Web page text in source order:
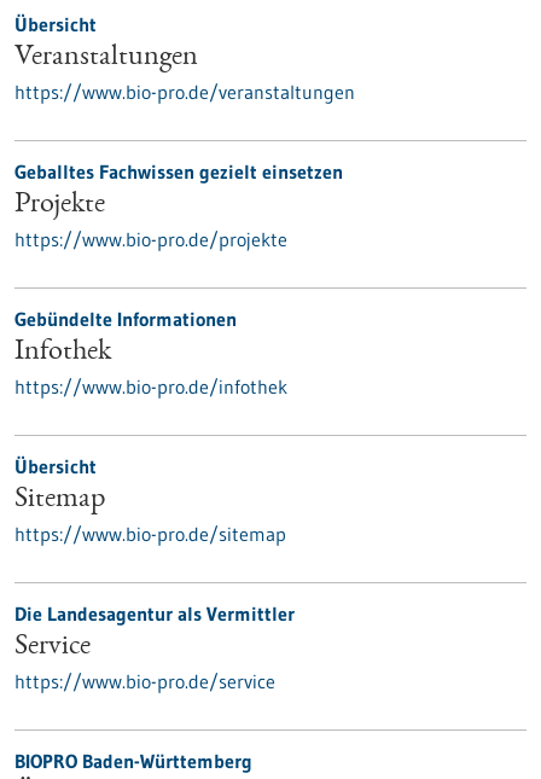
Übersicht
Veranstaltungen
https://www.bio-pro.de/veranstaltungen
Geballtes Fachwissen gezielt einsetzen
Projekte
https://www.bio-pro.de/projekte
Gebündelte Informationen
Infothek
https://www.bio-pro.de/infothek
Übersicht
Sitemap
https://www.bio-pro.de/sitemap
Die Landesagentur als Vermittler
Service
https://www.bio-pro.de/service
BIOPRO Baden-Württemberg